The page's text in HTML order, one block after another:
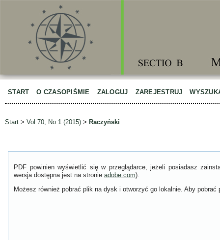
START O CZASOPIŚMIE ZALOGUJ ZAREJESTRUJ
Start > Vol 70, No 1 (2015) > Raczyński
PDF powinien wyświetlić się w przeglądarce, jeżeli posiadasz
wersja dostępna jest na stronie adobe.com).
Możesz również pobrać plik na dysk i otworzyć go lokalnie. Aby